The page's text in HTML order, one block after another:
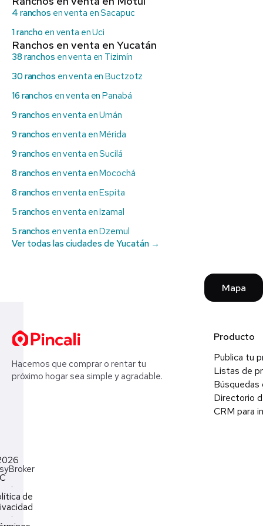
4 ranchos en venta en Sacapuc
1 rancho en venta en Uci
Ranchos en venta en Yucatán
38 ranchos en venta en Tizimín
30 ranchos en venta en Buctzotz
16 ranchos en venta en Panabá
9 ranchos en venta en Umán
9 ranchos en venta en Mérida
9 ranchos en venta en Sucilá
8 ranchos en venta en Mocochá
8 ranchos en venta en Espita
5 ranchos en venta en Izamal
5 ranchos en venta en Dzemul
Ver todas las ciudades de Yucatán →
Mapa
Hacemos que comprar o rentar tu
próximo hogar sea simple y agradable.
Producto
Publica tu
Listas de
Búsquedas
Directorio
CRM para
·
de
·